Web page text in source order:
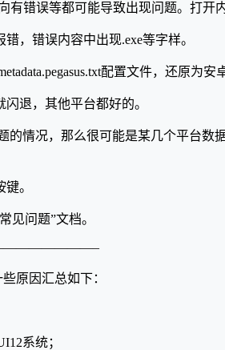
有错误等都可能导致出现问题。打开
，错误内容中出现.exe等字样。
配置文件，还原为安
退，其他平台都好的。
的情况，那么很可能是某几个平台
。
见问题”文档。
原因汇总如下：
系统；